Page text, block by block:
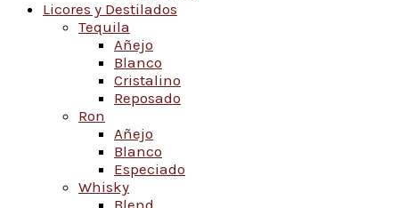
Licores y Destilados
Tequila
Añejo
Blanco
Cristalino
Reposado
Ron
Añejo
Blanco
Especiado
Whisky
Blend